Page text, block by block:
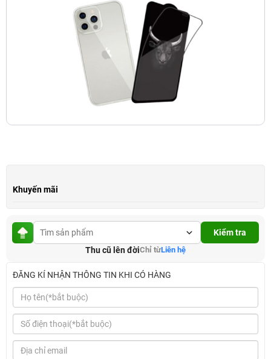
Khuyến mãi
Kiểm tra
Thu cũ lên đờiChỉ từLiên hệ
ĐĂNG KÍ NHẬN THÔNG TIN KHI CÓ HÀNG